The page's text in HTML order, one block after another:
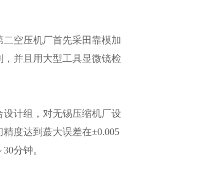
空压机厂首先采田靠模加
并且用大型工具显微镜检
计组，对无锡压缩机厂设
度达到蕞大误差在±0.005
分钟。